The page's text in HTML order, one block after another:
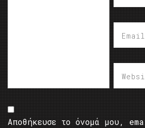
Αποθήκευσε το όνομά μου,